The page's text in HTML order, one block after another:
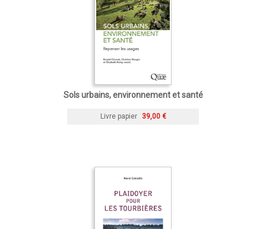
Sols urbains, environnement et santé
Livre papier 39,00 €